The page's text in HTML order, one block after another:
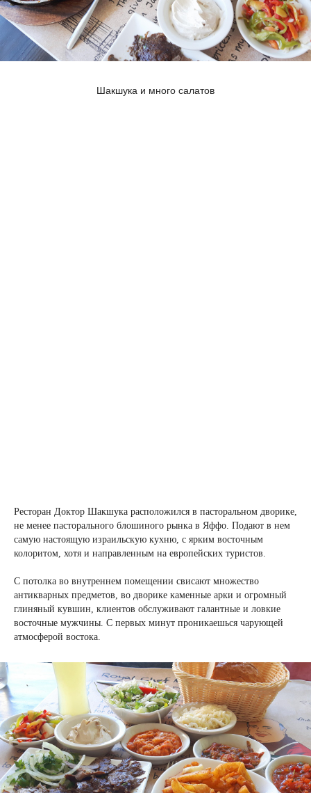
Шакшука и много салатов
Ресторан Доктор Шакшука расположился в пасторальном дворике,
не менее пасторального блошиного рынка в Яффо. Подают в нем
самую настоящую израильскую кухню, с ярким восточным
колоритом, хотя и направленным на европейских туристов.
С потолка во внутреннем помещении свисают множество
антикварных предметов, во дворике каменные арки и огромный
глиняный кувшин, клиентов обслуживают галантные и ловкие
восточные мужчины. С первых минут проникаешься чарующей
атмосферой востока.